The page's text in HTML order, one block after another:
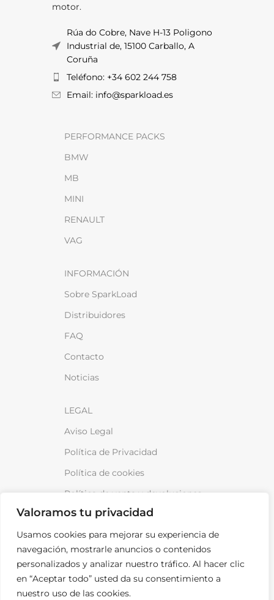
Valoramos tu privacidad
Usamos cookies para mejorar su experiencia de
navegación, mostrarle anuncios o contenidos
personalizados y analizar nuestro tráfico. Al hacer clic
en “Aceptar todo” usted da su consentimiento a
nuestro uso de las cookies.
motor.
Rúa do Cobre, Nave H-13 Poligono
Industrial de, 15100 Carballo, A
Coruña
Teléfono: +34 602 244 758
Email: info@sparkload.es
PERFORMANCE PACKS
BMW
MB
MINI
RENAULT
VAG
INFORMACIÓN
Sobre SparkLoad
Distribuidores
FAQ
Contacto
Noticias
LEGAL
Aviso Legal
Política de Privacidad
Política de cookies
Política de venta y devoluciones
¡Anótame!